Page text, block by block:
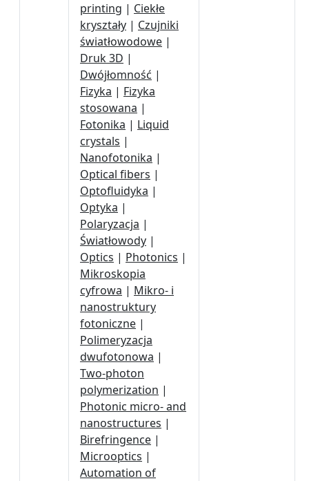
printing | Ciekłe
kryształy | Czujniki
światłowodowe |
Druk 3D |
Dwójłomność |
Fizyka | Fizyka
stosowana |
Fotonika | Liquid
crystals |
Nanofotonika |
Optical fibers |
Optofluidyka |
Optyka |
Polaryzacja |
Światłowody |
Optics | Photonics |
Mikroskopia
cyfrowa | Mikro- i
nanostruktury
fotoniczne |
Polimeryzacja
dwufotonowa |
Two-photon
polymerization |
Photonic micro- and
nanostructures |
Birefringence |
Microoptics |
Automation of